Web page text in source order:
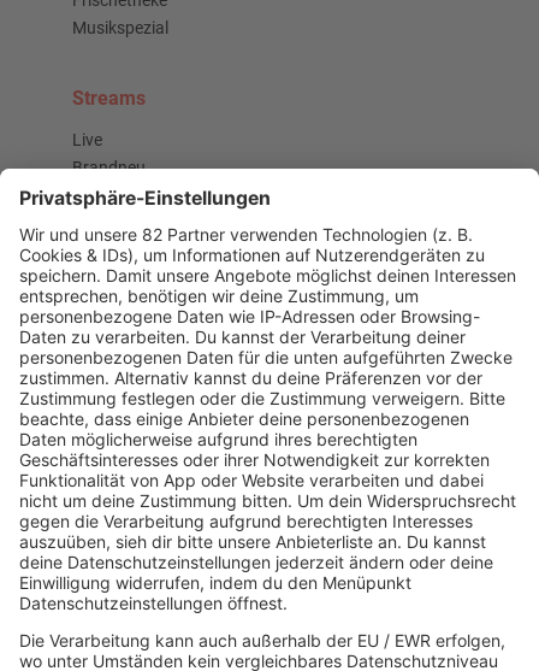
Musikspezial
Streams
Live
Brandneu
Buzz Beat Boutique
Country
Chartbuster der Woche
Der beste Rockpop reloaded
Deutsch
Deutschrap Klassiker
EDM Dancefloor
Good Vibes
I Love Hamburg
Mallorca Party
Mitsingen
Top 100 Deutschrap
Top 100 Dance
Top 100 Party
Sommer
Unplugged
TikTok Hittracks
Uptempo Banger